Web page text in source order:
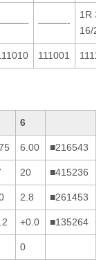
———-
1R 3/3
16/2
111001 111110
6
6.00 ■216543
20 ■415236
2.8 ■261453
+0.0 ■135264
0